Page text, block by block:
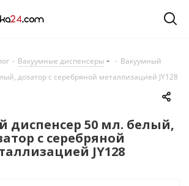
- Вакуумные диспенсеры - Вакуумный
дозатор с серебряной металлизацией JY128
диспенсер 50 мл. белый,
с серебряной
JY128